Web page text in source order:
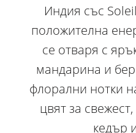
Индия със
положителна
се отваря с
мандарина и
флорални нотки
цвят за
кедър